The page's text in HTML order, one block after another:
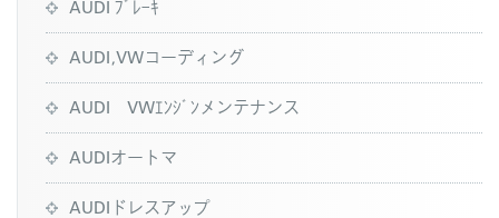
AUDI ﾌﾞﾚｰｷ
AUDI,VWコーディング
AUDI VWｴﾝｼﾞﾝメンテナンス
AUDIオートマ
AUDIドレスアップ